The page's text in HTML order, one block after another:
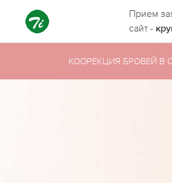
Прием
сайт -
КООРЕКЦИЯ БРОВЕЙ В